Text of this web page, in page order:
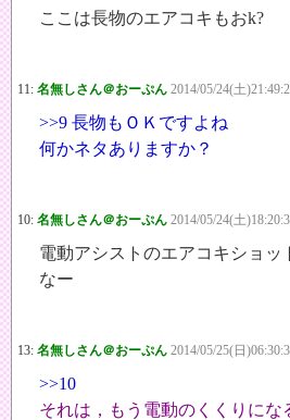
ここは長物のエアコキもおk?
11: 名無しさん＠おーぷん 2014/05/24(土
>>9 長物もＯＫですよね
何かネタありますか？
10: 名無しさん＠おーぷん 2014/05/24(土
電動アシストのエアコキショッ
なー
13: 名無しさん＠おーぷん 2014/05/25(日
>>10
それは，もう電動のくくりにな